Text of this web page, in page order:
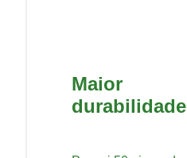
Maior
durabilidade